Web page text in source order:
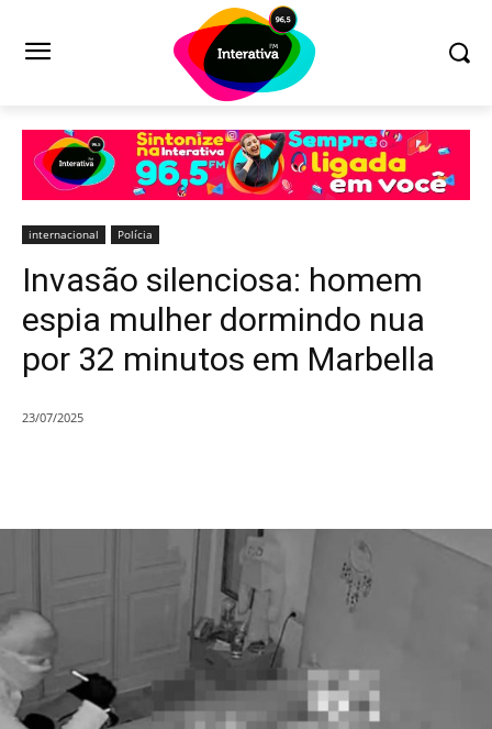
internacional Polícia
Invasão silenciosa: homem
espia mulher dormindo nua
por 32 minutos em Marbella
23/07/2025